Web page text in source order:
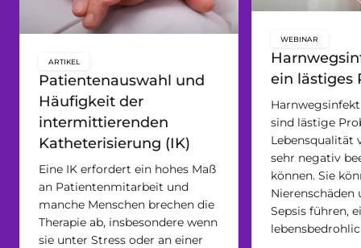
Patientenauswahl und
Häufigkeit der
intermittierenden
Katheterisierung (IK)
key:global.content-type:
ARTIKEL
Eine IK erfordert ein hohes Maß
an Patientenmitarbeit und
manche Menschen brechen die
Therapie ab, insbesondere wenn
sie unter Stress oder an einer
ein lästiges
WEBINAR
sind lästige
Lebensqualität
sehr negativ
können. Sie
Nierenschäden
Sepsis führen,